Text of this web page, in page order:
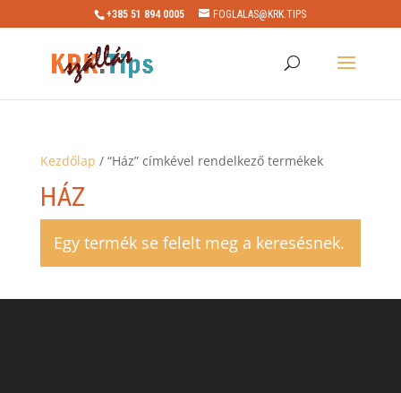
+385 51 894 0005 FOGLALAS@KRK.TIPS
Kezdőlap / “Ház” címkével rendelkező termékek
HÁZ
Egy termék se felelt meg a keresésnek.